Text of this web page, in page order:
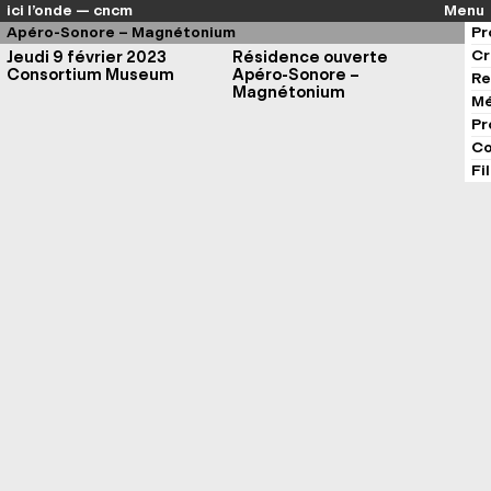
ici l’onde — cncm
Menu
Apéro-Sonore – Magnétonium
Jeudi 9 février 2023
Consortium Museum
Résidence ouverte
Apéro-Sonore –
Magnétonium